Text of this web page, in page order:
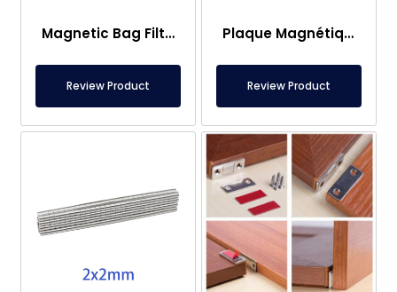
Magnetic Bag Filter Head
Review Product
Plaque Magnétique – Pour Sous Plancher – Conforme aux Normes Alimentaires
Review Product